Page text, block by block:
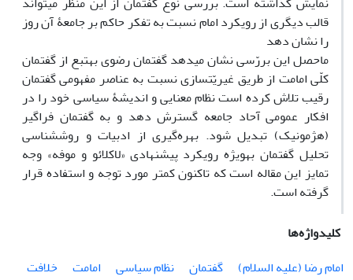
قالب دیگری از رویکرد امام نسبت به تفکر حاکم بر جامعۀ آن روز
را نشان دهد
ماحصل این بررّسی نشان می‎دهد گفتمان رضوی به‎تبع از گفتمان
کلّی امامت از طریق غیریّت‎سازی نسبت به عناصر مفهومی گفتمان
رقیب تلاش کرده است نظام معنایی و اندیشۀ سیاسی خود را در
افکار عمومی آحاد جامعه گسترش دهد و به گفتمان فراگیر
(هژمونیک) تبدیل شود. بهره‌گیری از ادبیات و روش‎شناسی
تحلیل گفتمان به‎ویژه رویکرد پیشنهادی «لاکلائو و موفه» وجه
تمایز این مقاله است که تاکنون کمتر مورد توجه و استفاده قرار
گرفته است.
کلیدواژه‌ها
امام رضا (علیه‎ السلام)
گفتمان نظام سیاسی امامت
خلافت